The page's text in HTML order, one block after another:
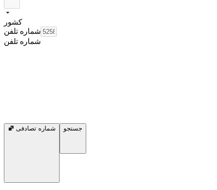
کشور
شماره تلفن
شماره تلفن
شماره تصادفی جستجو